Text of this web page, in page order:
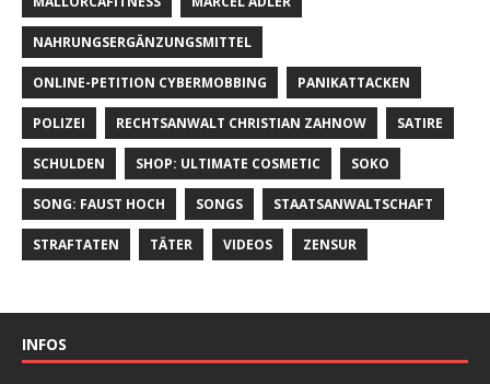
NAHRUNGSERGÄNZUNGSMITTEL
ONLINE-PETITION CYBERMOBBING PANIKATTACKEN
POLIZEI RECHTSANWALT CHRISTIAN ZAHNOW SATIRE
SCHULDEN SHOP: ULTIMATE COSMETIC SOKO
SONG: FAUST HOCH SONGS STAATSANWALTSCHAFT
STRAFTATEN TÄTER VIDEOS ZENSUR
INFOS